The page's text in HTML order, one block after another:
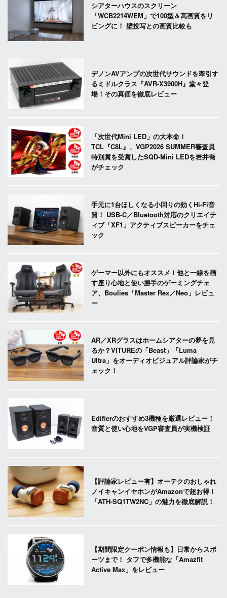
シアターハウスのスクリーン
「WCB2214WEM」で100型＆高画質をリ
ビングに！ 壁投写との画質比較も
デノンAVアンプの次世代サウンドを牽引す
るミドルクラス『AVR-X3900H』堂々登
場！その真価を徹底レビュー
「次世代Mini LED」の大本命！
TCL『C8L』、VGP2026 SUMMER審査員
特別賞を受賞したSQD-Mini LEDを岩井喬
がチェック
手元に1台ほしくなる小回りの効くHi-Fi音
質！ USB-C／Bluetooth対応のクリエイテ
ィブ「XF1」アクティブスピーカーをチェ
ック
ゲーマー以外にもオススメ！他と一線を画
す座り心地と使い勝手のゲーミングチェ
ア、Boulies「Master Rex／Neo」レビュ
ー
AR／XRグラスはホームシアターの夢を見
るか？VITUREの「Beast」「Luma
Ultra」をオーディオビジュアル評論家がチ
ェック！
Edifierのおすすめ3機種を厳選レビュー！
音質と使い心地をVGP審査員が実機検証
【評論家レビュー有】オーテクのおしゃれ
ノイキャンイヤホンがAmazonで超お得！
「ATH-SQ1TW2NC」の魅力を徹底解説！
【期間限定クーポン情報も】日常からスポ
ーツまで！ タフで多機能な「Amazfit
Active Max」をレビュー